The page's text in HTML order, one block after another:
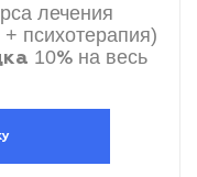
лечения
психотерапия)
10% на весь